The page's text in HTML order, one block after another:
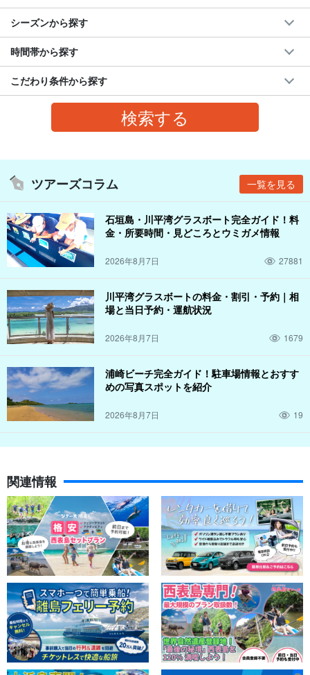
シーズンから探す
時間帯から探す
こだわり条件から探す
ツアーズコラム 一覧を見る
石垣島・川平湾グラスボート完全ガイド！料
金・所要時間・見どころとウミガメ情報
2026年8月7日 27881
川平湾グラスボートの料金・割引・予約｜相
場と当日予約・運航状況
2026年8月7日 1679
浦崎ビーチ完全ガイド！駐車場情報とおすす
めの写真スポットを紹介
2026年8月7日 19
関連情報